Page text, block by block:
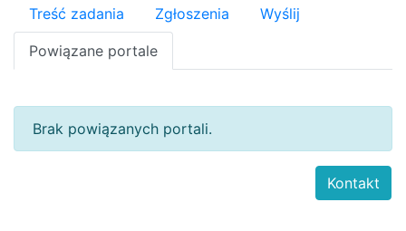
Treść zadania Zgłoszenia Wyślij
Powiązane portale
Brak powiązanych portali.
Kontakt